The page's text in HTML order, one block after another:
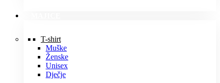
T-shirt
Muške
Ženske
Unisex
Dječje